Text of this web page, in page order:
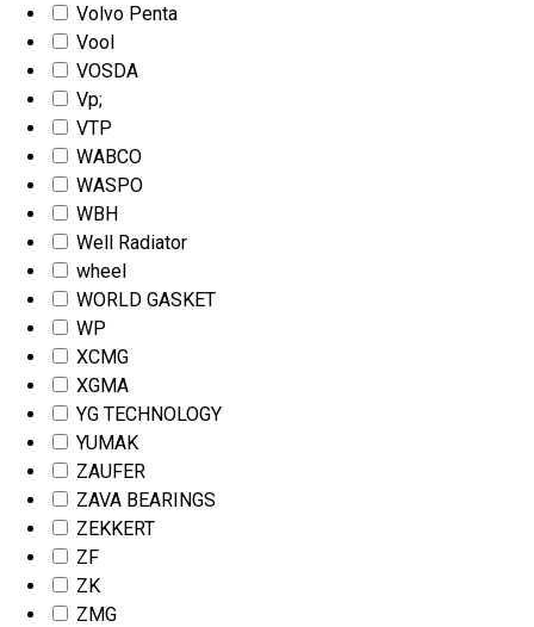
Volvo Penta
Vool
VOSDA
Vp;
VTP
WABCO
WASPO
WBH
Well Radiator
wheel
WORLD GASKET
WP
XCMG
XGMA
YG TECHNOLOGY
YUMAK
ZAUFER
ZAVA BEARINGS
ZEKKERT
ZF
ZK
ZMG